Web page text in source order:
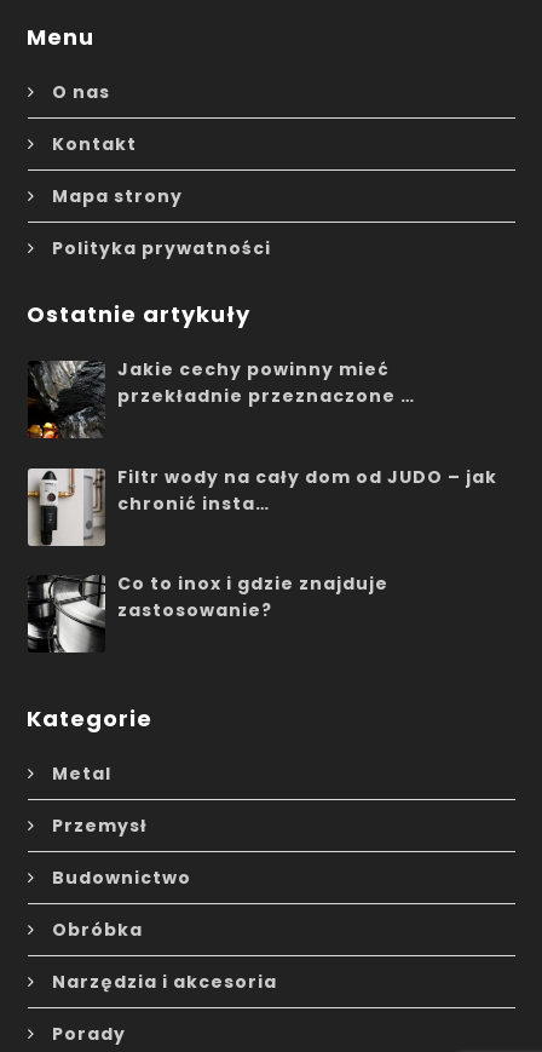
Menu
O nas
Kontakt
Mapa strony
Polityka prywatności
Ostatnie artykuły
Jakie cechy powinny mieć
przekładnie przeznaczone …
Filtr wody na cały dom od JUDO – jak
chronić insta…
Co to inox i gdzie znajduje
zastosowanie?
Kategorie
Metal
Przemysł
Budownictwo
Obróbka
Narzędzia i akcesoria
Porady